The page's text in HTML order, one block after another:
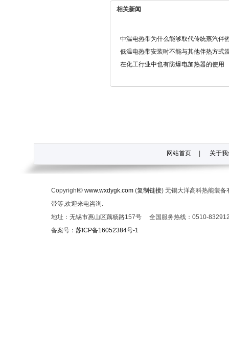
相关新闻
中温电热带为什么能够取代传统蒸汽伴
低温电热带安装时不能与其他伴热方式
在化工行业中也有防爆电加热器的使用
网站首页 关于
Copyright© www.wxdygk.com (复制链接) 无锡大洋高科热能装
带等,欢迎来电咨询.
地址：无锡市惠山区藕杨路157号 全国服务热线：0510-
备案号： 苏ICP备16052384号-1